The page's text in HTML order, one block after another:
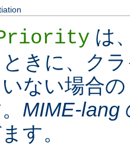
は
きに、ク
ない場合
MIME-lang
す。